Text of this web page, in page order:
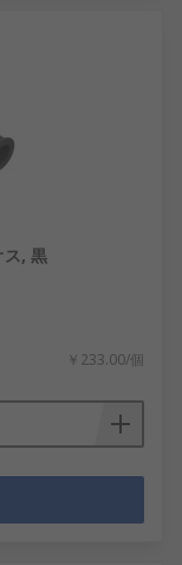
, 黒
￥233.00/個